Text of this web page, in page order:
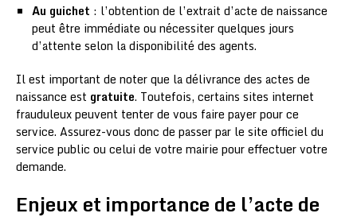
Au guichet : l’obtention de l’extrait d’acte de naissance
peut être immédiate ou nécessiter quelques jours
d’attente selon la disponibilité des agents.
Il est important de noter que la délivrance des actes de
naissance est gratuite. Toutefois, certains sites internet
frauduleux peuvent tenter de vous faire payer pour ce
service. Assurez-vous donc de passer par le site officiel du
service public ou celui de votre mairie pour effectuer votre
demande.
Enjeux et importance de l’acte de